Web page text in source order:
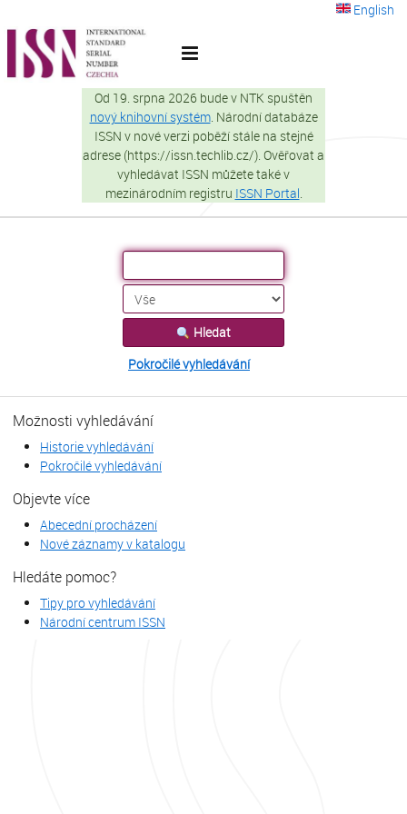
English
VuFind
Od 19. srpna 2026 bude v NTK spuštěn
nový knihovní systém. Národní databáze
ISSN v nové verzi poběží stále na stejné
adrese (https://issn.techlib.cz/). Ověřovat a
vyhledávat ISSN můžete také v
mezinárodním registru ISSN Portal.
Hledat
Pokročilé vyhledávání
Možnosti vyhledávání
Historie vyhledávání
Pokročilé vyhledávání
Objevte více
Abecední procházení
Nové záznamy v katalogu
Hledáte pomoc?
Tipy pro vyhledávání
Národní centrum ISSN